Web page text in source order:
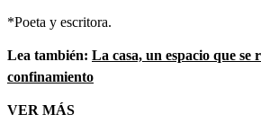
*Poeta y escritora.
Lea también: La casa, un espacio que se
confinamiento
VER MÁS